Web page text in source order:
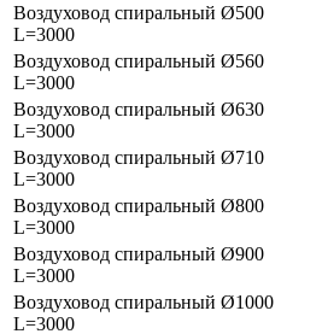
Воздуховод спиральный Ø500
L=3000
Воздуховод спиральный Ø560
L=3000
Воздуховод спиральный Ø630
L=3000
Воздуховод спиральный Ø710
L=3000
Воздуховод спиральный Ø800
L=3000
Воздуховод спиральный Ø900
L=3000
Воздуховод спиральный Ø1000
L=3000